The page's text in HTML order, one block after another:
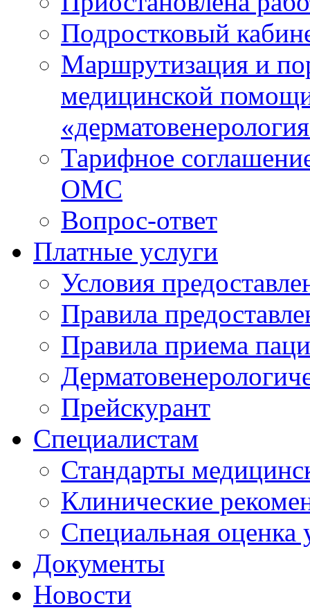
Подростковый
Маршрутизация и
медицинской
Тарифное
ОМС
Вопрос-ответ
Платные услуги
Условия
Правила
Правила приема
Прейскурант
Специалистам
Стандарты
Клинические
Специальная оценка
Документы
Новости